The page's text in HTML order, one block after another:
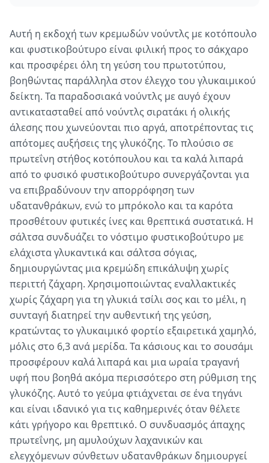
Αυτή η εκδοχή των κρεμωδών νούντλς με κοτόπουλο
και φυστικοβούτυρο είναι φιλική προς το σάκχαρο
και προσφέρει όλη τη γεύση του πρωτοτύπου,
βοηθώντας παράλληλα στον έλεγχο του γλυκαιμικού
δείκτη. Τα παραδοσιακά νούντλς με αυγό έχουν
αντικατασταθεί από νούντλς σιρατάκι ή ολικής
άλεσης που χωνεύονται πιο αργά, αποτρέποντας τις
απότομες αυξήσεις της γλυκόζης. Το πλούσιο σε
πρωτεΐνη στήθος κοτόπουλου και τα καλά λιπαρά
από το φυσικό φυστικοβούτυρο συνεργάζονται για
να επιβραδύνουν την απορρόφηση των
υδατανθράκων, ενώ το μπρόκολο και τα καρότα
προσθέτουν φυτικές ίνες και θρεπτικά συστατικά. Η
σάλτσα συνδυάζει το νόστιμο φυστικοβούτυρο με
ελάχιστα γλυκαντικά και σάλτσα σόγιας,
δημιουργώντας μια κρεμώδη επικάλυψη χωρίς
περιττή ζάχαρη. Χρησιμοποιώντας εναλλακτικές
χωρίς ζάχαρη για τη γλυκιά τσίλι σος και το μέλι, η
συνταγή διατηρεί την αυθεντική της γεύση,
κρατώντας το γλυκαιμικό φορτίο εξαιρετικά χαμηλό,
μόλις στο 6,3 ανά μερίδα. Τα κάσιους και το σουσάμι
προσφέρουν καλά λιπαρά και μια ωραία τραγανή
υφή που βοηθά ακόμα περισσότερο στη ρύθμιση της
γλυκόζης. Αυτό το γεύμα φτιάχνεται σε ένα τηγάνι
και είναι ιδανικό για τις καθημερινές όταν θέλετε
κάτι γρήγορο και θρεπτικό. Ο συνδυασμός άπαχης
πρωτεΐνης, μη αμυλούχων λαχανικών και
ελεγχόμενων σύνθετων υδατανθράκων δημιουργεί